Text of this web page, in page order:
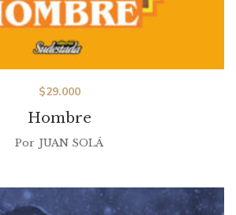
Hombre
$29.000
Por JUAN SOLÁ